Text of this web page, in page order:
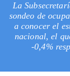
La
sondeo de
a conocer el
nacional, el
-0,4%